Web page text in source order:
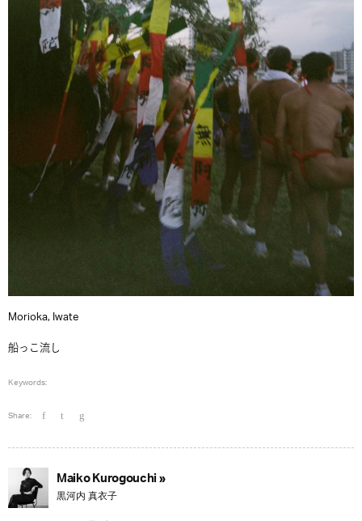
Morioka, Iwate
船っこ流し
Keywords:
Share:
Maiko Kurogouchi »
黒河内 真衣子